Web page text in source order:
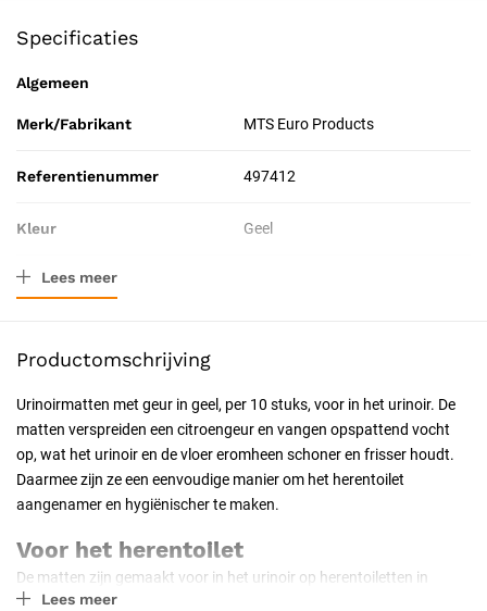
Specificaties
Algemeen
Merk/Fabrikant MTS Euro Products
Referentienummer 497412
Kleur Geel
Materiaal
Resorbeerbaar (hechtdraad) Nee
Certificering CE-gecertificeerd
Soort
Lees meer
Productomschrijving
Urinoirmatten met geur in geel, per 10 stuks, voor in het urinoir. De
matten verspreiden een citroengeur en vangen opspattend vocht
op, wat het urinoir en de vloer eromheen schoner en frisser houdt.
Daarmee zijn ze een eenvoudige manier om het herentoilet
aangenamer en hygiënischer te maken.
Voor het herentoilet
De matten zijn gemaakt voor in het urinoir op herentoiletten in
horeca, kantoren, scholen, stations en openbare gebouwen. Ze
Lees meer